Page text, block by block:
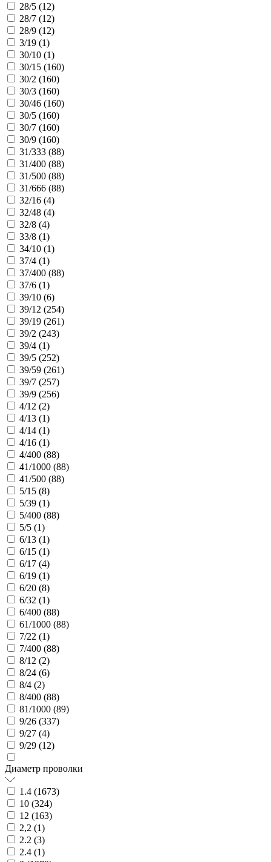
28/5 (12)
28/7 (12)
28/9 (12)
3/19 (1)
30/10 (1)
30/15 (160)
30/2 (160)
30/3 (160)
30/46 (160)
30/5 (160)
30/7 (160)
30/9 (160)
31/333 (88)
31/400 (88)
31/500 (88)
31/666 (88)
32/16 (4)
32/48 (4)
32/8 (4)
33/8 (1)
34/10 (1)
37/4 (1)
37/400 (88)
37/6 (1)
39/10 (6)
39/12 (254)
39/19 (261)
39/2 (243)
39/4 (1)
39/5 (252)
39/59 (261)
39/7 (257)
39/9 (256)
4/12 (2)
4/13 (1)
4/14 (1)
4/16 (1)
4/400 (88)
41/1000 (88)
41/500 (88)
5/15 (8)
5/39 (1)
5/400 (88)
5/5 (1)
6/13 (1)
6/15 (1)
6/17 (4)
6/19 (1)
6/20 (8)
6/32 (1)
6/400 (88)
61/1000 (88)
7/22 (1)
7/400 (88)
8/12 (2)
8/24 (6)
8/4 (2)
8/400 (88)
81/1000 (89)
9/26 (337)
9/27 (4)
9/29 (12)
Диаметр проволки
1.4 (1673)
10 (324)
12 (163)
2,2 (1)
2.2 (3)
2.4 (1)